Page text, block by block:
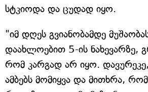
სტკიოდა და ცუდად იყო.
"იმ დღეს გვიანობამდე
დაახლოებით 5-ის ნახევარზე,
რომ კარგად არ იყო.
ამბებს მომიყვა და მითხრა,